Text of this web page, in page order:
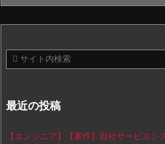
最近の投稿
【エンジニア】【案件】自社サービスシ